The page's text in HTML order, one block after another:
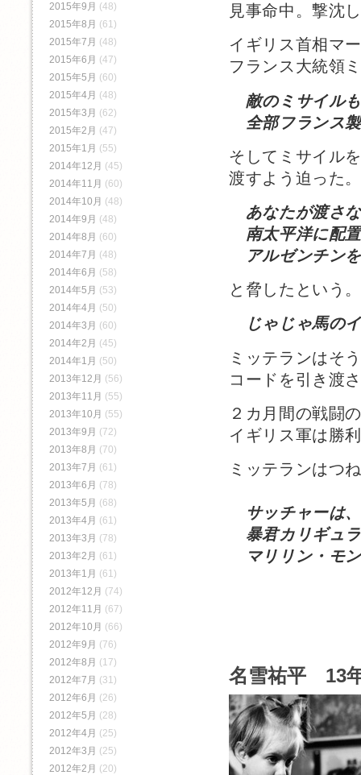
見事命中。撃沈
イギリス首相マ
フランス大統領
敵のミサイル
全部フランス
そしてミサイル
渡すよう迫った
あなたが渡さ
南太平洋に配
アルゼンチン
と脅したという
じゃじゃ馬の
ミッテランはそ
コードを引き渡
２カ月間の戦闘
イギリス軍は勝
ミッテランはつ
サッチャーは
暴君カリギュ
マリリン・モ
名雪祐平 13
2015年9月 (48)
2015年8月 (61)
2015年7月 (48)
2015年6月 (47)
2015年5月 (60)
2015年4月 (48)
2015年3月 (62)
2015年2月 (47)
2015年1月 (55)
2014年12月 (45)
2014年11月 (60)
2014年10月 (48)
2014年9月 (48)
2014年8月 (60)
2014年7月 (48)
2014年6月 (58)
2014年5月 (53)
2014年4月 (50)
2014年3月 (60)
2014年2月 (45)
2014年1月 (50)
2013年12月 (56)
2013年11月 (55)
2013年10月 (55)
2013年9月 (72)
2013年8月 (70)
2013年7月 (61)
2013年6月 (78)
2013年5月 (68)
2013年4月 (61)
2013年3月 (78)
2013年2月 (61)
2013年1月 (61)
2012年12月 (74)
2012年11月 (67)
2012年10月 (66)
2012年9月 (76)
2012年8月 (17)
2012年7月 (31)
2012年6月 (26)
2012年5月 (28)
2012年4月 (25)
2012年3月 (25)
2012年2月 (20)